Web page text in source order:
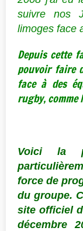
suivre nos
limoges face
Depuis cette
pouvoir faire
face à des
rugby, comme
Voici la
force de
du groupe.
site officiel
décembre